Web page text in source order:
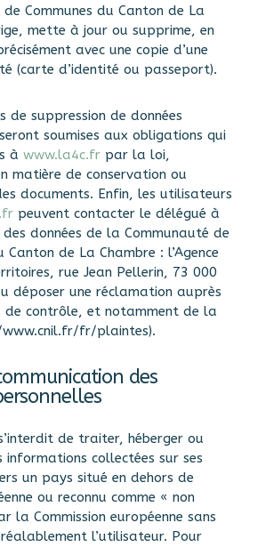
Communes du Canton de La
mette à jour ou supprime, en
avec une copie d’une
(carte d’identité ou passeport).
de suppression de données
soumises aux obligations qui
à www.la4c.frpar la loi,
matière de conservation ou
documents. Enfin, les utilisateurs
peuvent contacter le délégué à
données de la Communauté de
Canton de La Chambre : l’Agence
rue Jean Pellerin, 73 000
déposer une réclamation auprès
de contrôle, et notamment de la
fr/plaintes).
des
de traiter, héberger ou
informations collectées sur ses
un pays situé en dehors de
ou reconnu comme « non
la Commission européenne sans
l’utilisateur. Pour